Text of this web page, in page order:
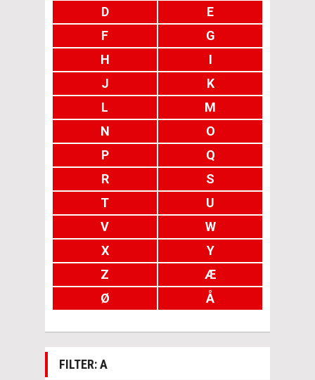
D
E
F
G
H
I
J
K
L
M
N
O
P
Q
R
S
T
U
V
W
X
Y
Z
Æ
Ø
Å
FILTER: A